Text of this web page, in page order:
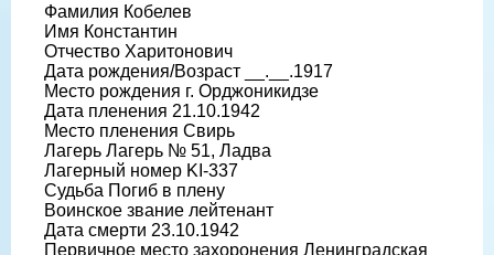
Фамилия Кобелев
Имя Константин
Отчество Харитонович
Дата рождения/Возраст __.__.1917
Место рождения г. Орджоникидзе
Дата пленения 21.10.1942
Место пленения Свирь
Лагерь Лагерь № 51, Ладва
Лагерный номер KI-337
Судьба Погиб в плену
Воинское звание лейтенант
Дата смерти 23.10.1942
Первичное место захоронения Ленинградская